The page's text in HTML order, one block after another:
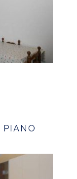
PIANO